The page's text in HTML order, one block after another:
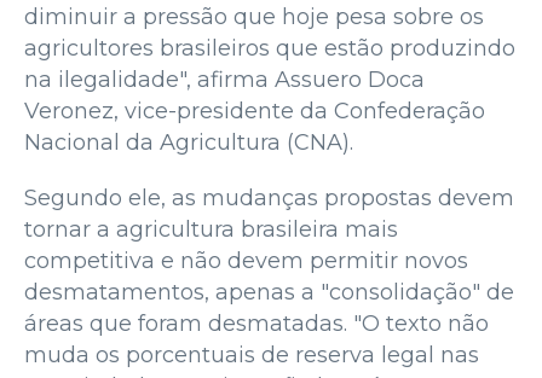
diminuir a pressão que hoje pesa sobre os
agricultores brasileiros que estão produzindo
na ilegalidade", afirma Assuero Doca
Veronez, vice-presidente da Confederação
Nacional da Agricultura (CNA).
Segundo ele, as mudanças propostas devem
tornar a agricultura brasileira mais
competitiva e não devem permitir novos
desmatamentos, apenas a "consolidação" de
áreas que foram desmatadas. "O texto não
muda os porcentuais de reserva legal nas